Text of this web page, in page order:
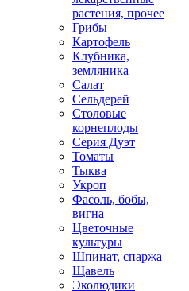
растения, прочее
Грибы
Картофель
Клубника,
земляника
Салат
Сельдерей
Столовые
корнеплоды
Серия Дуэт
Томаты
Тыква
Укроп
Фасоль, бобы,
вигна
Цветочные
культуры
Шпинат, спаржа
Щавель
Эколюдики